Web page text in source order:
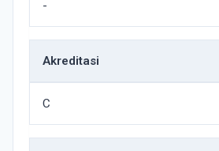
-
Akreditasi
C